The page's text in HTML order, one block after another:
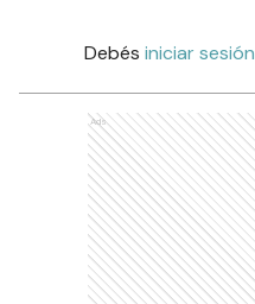
Debés iniciar sesión
Ads